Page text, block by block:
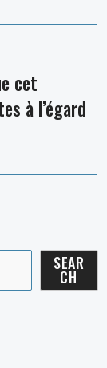
cet
à l’égard
SEAR
CH